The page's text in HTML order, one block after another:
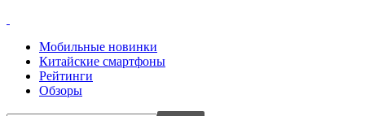
Мобильные новинки
Китайские смартфоны
Рейтинги
Обзоры